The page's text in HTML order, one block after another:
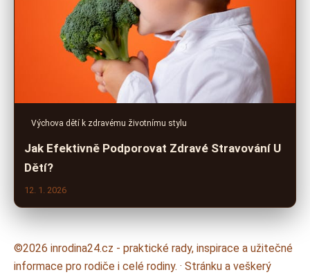
Výchova dětí k zdravému životnímu stylu
Jak Efektivně Podporovat Zdravé Stravování U
Dětí?
12. 1. 2026
©2026 inrodina24.cz - praktické rady, inspirace a užitečné
informace pro rodiče i celé rodiny. · Stránku a veškerý